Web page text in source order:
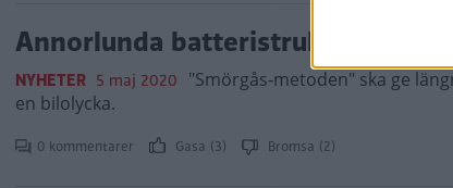
Annorlunda batteristruktur i
NYHETER 5 maj 2020 "Smörgås-metoden" ska ge
en bilolycka.
0 kommentarer Gasa (3) Bromsa (2)